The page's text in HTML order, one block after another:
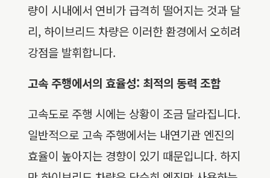
량이 시내에서 연비가 급격히 떨어지는 것과 달
리, 하이브리드 차량은 이러한 환경에서 오히려
강점을 발휘합니다.
고속 주행에서의 효율성: 최적의 동력 조합
고속도로 주행 시에는 상황이 조금 달라집니다.
일반적으로 고속 주행에서는 내연기관 엔진의
효율이 높아지는 경향이 있기 때문입니다. 하지